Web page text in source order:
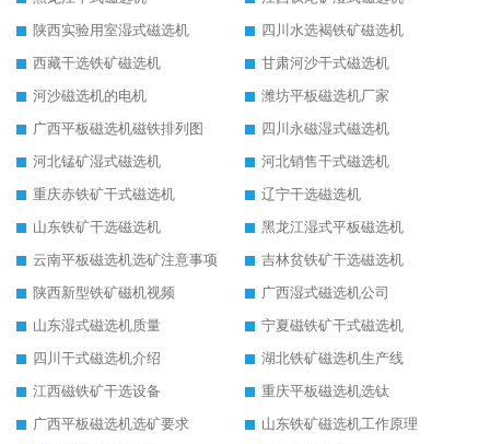
陕西实验用室湿式磁选机
四川水选褐铁矿磁选机
西藏干选铁矿磁选机
甘肃河沙干式磁选机
河沙磁选机的电机
潍坊平板磁选机厂家
广西平板磁选机磁铁排列图
四川永磁湿式磁选机
河北锰矿湿式磁选机
河北销售干式磁选机
重庆赤铁矿干式磁选机
辽宁干选磁选机
山东铁矿干选磁选机
黑龙江湿式平板磁选机
云南平板磁选机选矿注意事项
吉林贫铁矿干选磁选机
陕西新型铁矿磁机视频
广西湿式磁选机公司
山东湿式磁选机质量
宁夏磁铁矿干式磁选机
四川干式磁选机介绍
湖北铁矿磁选机生产线
江西磁铁矿干选设备
重庆平板磁选机选钛
广西平板磁选机选矿要求
山东铁矿磁选机工作原理